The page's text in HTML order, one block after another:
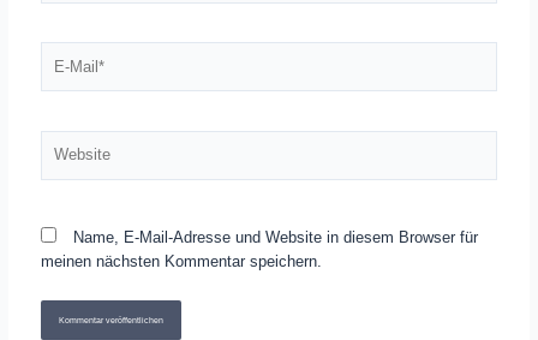
Mail*
Name, E-Mail-Adresse und Website in diesem Browser für
meinen nächsten Kommentar speichern.